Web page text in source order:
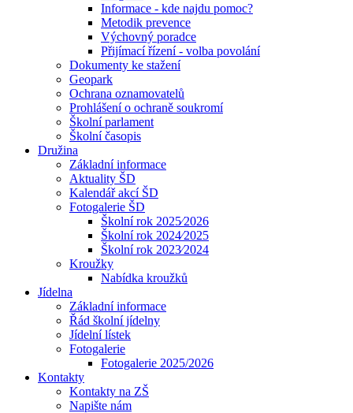
Informace - kde najdu pomoc?
Metodik prevence
Výchovný poradce
Přijímací řízení - volba povolání
Dokumenty ke stažení
Geopark
Ochrana oznamovatelů
Prohlášení o ochraně soukromí
Školní parlament
Školní časopis
Družina
Základní informace
Aktuality ŠD
Kalendář akcí ŠD
Fotogalerie ŠD
Školní rok 2025⁄2026
Školní rok 2024⁄2025
Školní rok 2023⁄2024
Kroužky
Nabídka kroužků
Jídelna
Základní informace
Řád školní jídelny
Jídelní lístek
Fotogalerie
Fotogalerie 2025/2026
Kontakty
Kontakty na ZŠ
Napište nám